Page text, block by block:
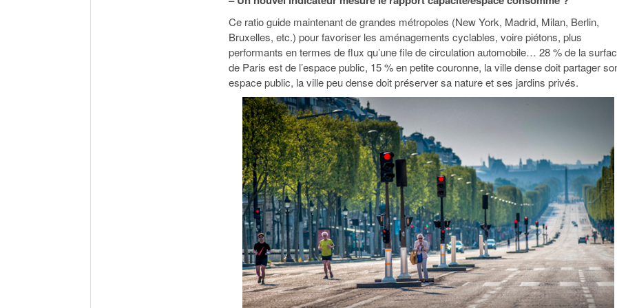
Ce ratio guide maintenant de grandes métropoles (New York, Madrid, Milan, Berlin,
Bruxelles, etc.) pour favoriser les aménagements cyclables, voire piétons, plus
performants en termes de flux qu’une file de circulation automobile… 28 % de la
de Paris est de l’espace public, 15 % en petite couronne, la ville dense doit partager
espace public, la ville peu dense doit préserver sa nature et ses jardins privés.